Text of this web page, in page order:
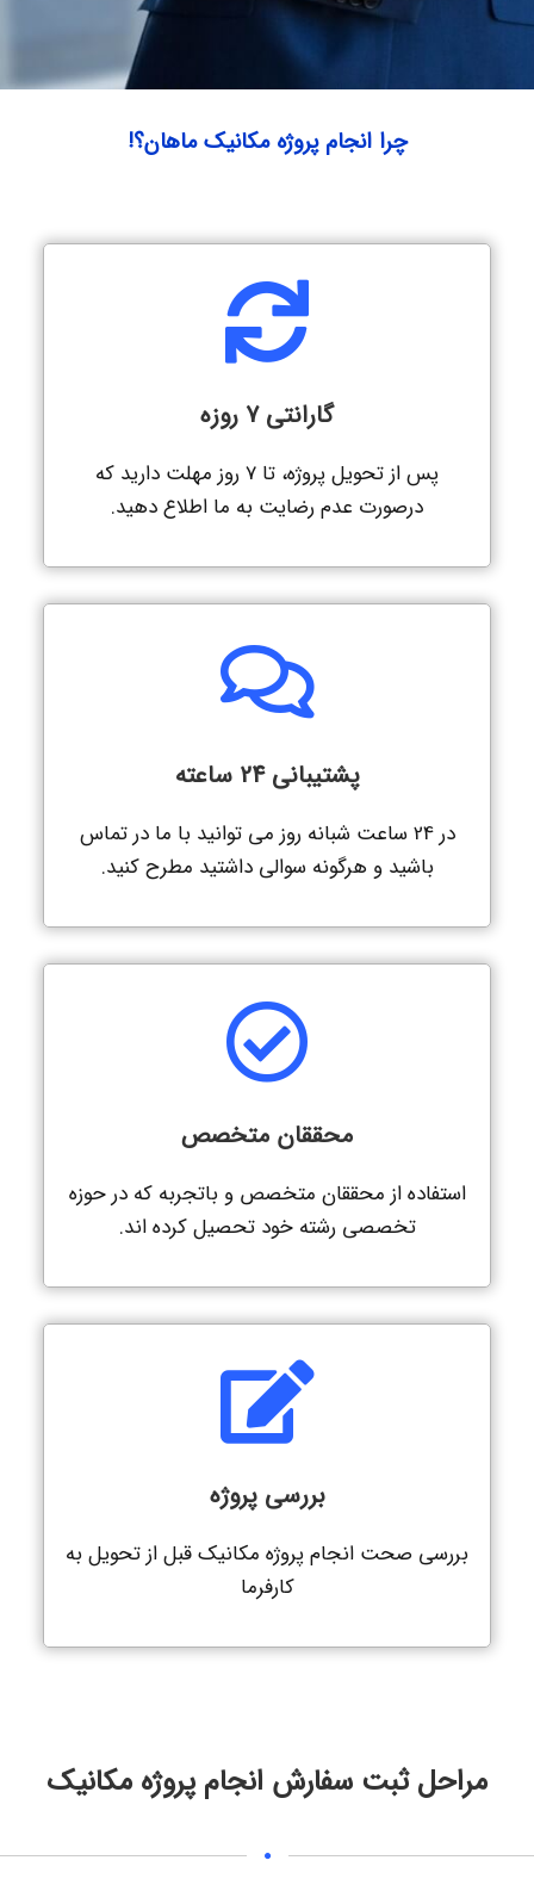
چرا انجام پروژه مکانیک ماهان؟!
گارانتی 7 روزه
پس از تحویل پروژه، تا 7 روز مهلت دارید که
درصورت عدم رضایت به ما اطلاع دهید.
پشتیبانی 24 ساعته
در 24 ساعت شبانه روز می توانید با ما در تماس
باشید و هرگونه سوالی داشتید مطرح کنید.
محققان متخصص
استفاده از محققان متخصص و باتجربه که در حوزه
تخصصی رشته خود تحصیل کرده اند.
بررسی پروژه
بررسی صحت انجام پروژه مکانیک قبل از تحویل به
کارفرما
مراحل ثبت سفارش انجام پروژه مکانیک